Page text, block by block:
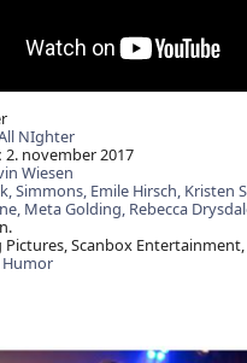
NIghter
2. november 2017
Wiesen
Simmons, Emile Hirsch, Kristen
Meta Golding, Rebecca
Pictures, Scanbox Entertainment,
Humor